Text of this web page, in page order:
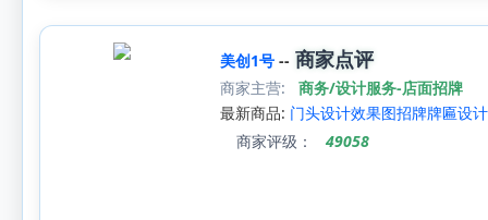
美创1号 -- 商家点评
商家主营:
商务/设计服务-店面招牌
最新商品: 门头设计效果图招牌牌匾设
商家评级：
49058